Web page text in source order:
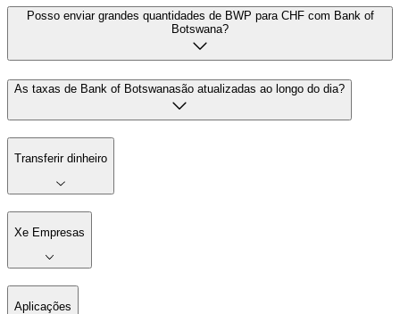
Posso enviar grandes quantidades de BWP para CHF com Bank of
Botswana?
As taxas de Bank of Botswanasão atualizadas ao longo do dia?
Transferir dinheiro
Xe Empresas
Aplicações